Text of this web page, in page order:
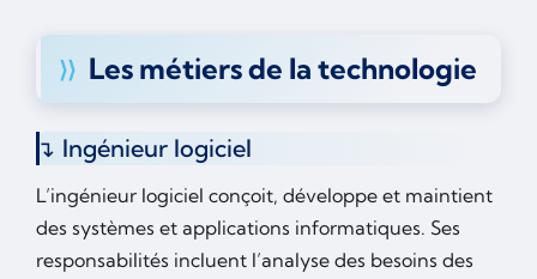
Les métiers de la technologie
Ingénieur logiciel
L’ingénieur logiciel conçoit, développe et maintient
des systèmes et applications informatiques. Ses
responsabilités incluent l’analyse des besoins des